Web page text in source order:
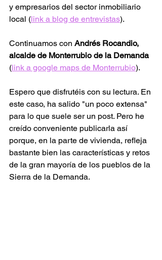
y empresarios del sector inmobiliario
local (link a blog de entrevistas).
Continuamos con Andrés Rocandio,
alcalde de Monterrubio de la Demanda
(link a google maps de Monterrubio).
Espero que disfrutéis con su lectura. En
este caso, ha salido "un poco extensa"
para lo que suele ser un post. Pero he
creído conveniente publicarla así
porque, en la parte de vivienda, refleja
bastante bien las características y retos
de la gran mayoría de los pueblos de la
Sierra de la Demanda.